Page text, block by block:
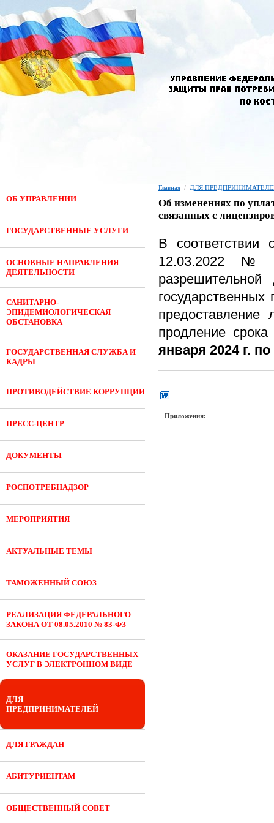
ОБ УПРАВЛЕНИИ
ГОСУДАРСТВЕННЫЕ УСЛУГИ
ОСНОВНЫЕ НАПРАВЛЕНИЯ
ДЕЯТЕЛЬНОСТИ
САНИТАРНО-
ЭПИДЕМИОЛОГИЧЕСКАЯ
ОБСТАНОВКА
ГОСУДАРСТВЕННАЯ СЛУЖБА И
КАДРЫ
ПРОТИВОДЕЙСТВИЕ КОРРУПЦИИ
ПРЕСС-ЦЕНТР
ДОКУМЕНТЫ
РОСПОТРЕБНАДЗОР
МЕРОПРИЯТИЯ
АКТУАЛЬНЫЕ ТЕМЫ
ТАМОЖЕННЫЙ СОЮЗ
РЕАЛИЗАЦИЯ ФЕДЕРАЛЬНОГО
ЗАКОНА ОТ 08.05.2010 № 83-ФЗ
ОКАЗАНИЕ ГОСУДАРСТВЕННЫХ
УСЛУГ В ЭЛЕКТРОННОМ ВИДЕ
ДЛЯ
ПРЕДПРИНИМАТЕЛЕЙ
ДЛЯ ГРАЖДАН
АБИТУРИЕНТАМ
ОБЩЕСТВЕННЫЙ СОВЕТ
Главная / ДЛЯ
Об изменениях по
связанных с
В соответствии
12.03.2022 №
предоставление
продление
января 2024 г.
Приложения: